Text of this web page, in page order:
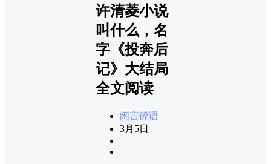
许清菱小说
叫什么，名
字《投奔后
记》大结局
全文阅读
闲言碎语
3月5日